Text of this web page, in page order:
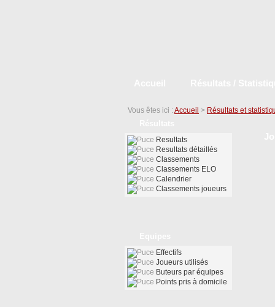
Vous êtes ici : Accueil > Résultats et
Resultats
Resultats détaillés
Classements
Classements ELO
Calendrier
Classements joueurs
Effectifs
Joueurs utilisés
Buteurs par équipes
Points pris à domicile